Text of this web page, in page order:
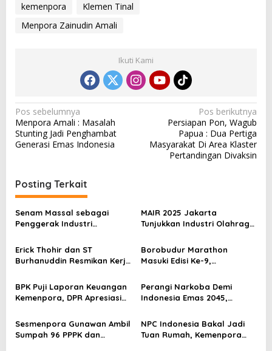
kemenpora
Klemen Tinal
Menpora Zainudin Amali
Ikuti Kami
N
a
v
g
a
s
i
p
o
s
Pos sebelumnya
Menpora Amali : Masalah
Stunting Jadi Penghambat
Generasi Emas Indonesia
Pos berikutnya
Persiapan Pon, Wagub
Papua : Dua Pertiga
Masyarakat Di Area Klaster
Pertandingan Divaksin
Posting Terkait
Senam Massal sebagai
Penggerak Industri
2025 untuk Ekonomi
Nasional
MAIR 2025 Jakarta
Tunjukkan Industri Olahraga
Erick Thohir dan ST
Burhanuddin Resmikan Kerja
Program Pemuda dan
Olahraga
Borobudur Marathon
Masuki Edisi Ke-9,
Kolaborasi
BPK Puji Laporan Keuangan
Kemenpora, DPR Apresiasi
Perangi Narkoba Demi
Indonesia Emas 2045,
Sesmenpora Gunawan Ambil
Sumpah 96 PPPK dan
NPC Indonesia Bakal Jadi
Tuan Rumah, Kemenpora